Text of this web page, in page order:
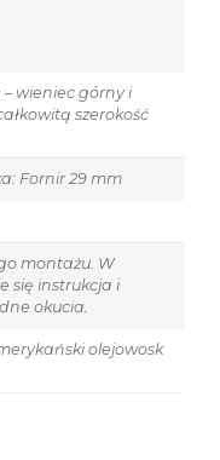
wieniec górny i
szerokość
Fornir 29 mm
montażu. W
się instrukcja i
okucia.
olejowosk